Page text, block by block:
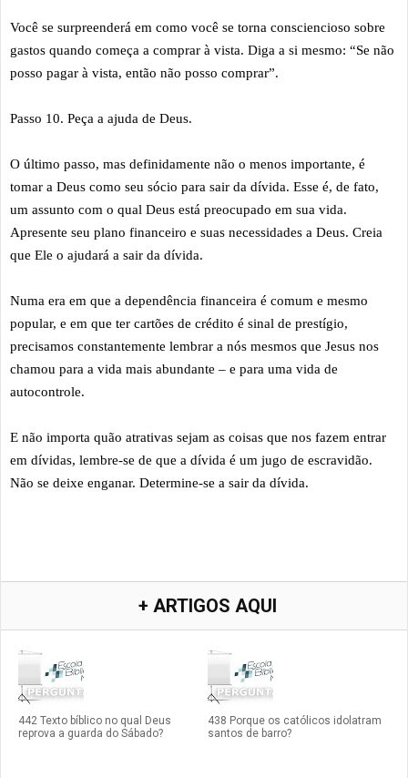
Você se surpreenderá em como você se torna consciencioso sobre
gastos quando começa a comprar à vista. Diga a si mesmo: “Se não
posso pagar à vista, então não posso comprar”.
Passo 10. Peça a ajuda de Deus.
O último passo, mas definidamente não o menos importante, é
tomar a Deus como seu sócio para sair da dívida. Esse é, de fato,
um assunto com o qual Deus está preocupado em sua vida.
Apresente seu plano financeiro e suas necessidades a Deus. Creia
que Ele o ajudará a sair da dívida.
Numa era em que a dependência financeira é comum e mesmo
popular, e em que ter cartões de crédito é sinal de prestígio,
precisamos constantemente lembrar a nós mesmos que Jesus nos
chamou para a vida mais abundante – e para uma vida de
autocontrole.
E não importa quão atrativas sejam as coisas que nos fazem entrar
em dívidas, lembre-se de que a dívida é um jugo de escravidão.
Não se deixe enganar. Determine-se a sair da dívida.
+ ARTIGOS AQUI
442 Texto bíblico no qual Deus
reprova a guarda do Sábado?
438 Porque os católicos idolatram
santos de barro?